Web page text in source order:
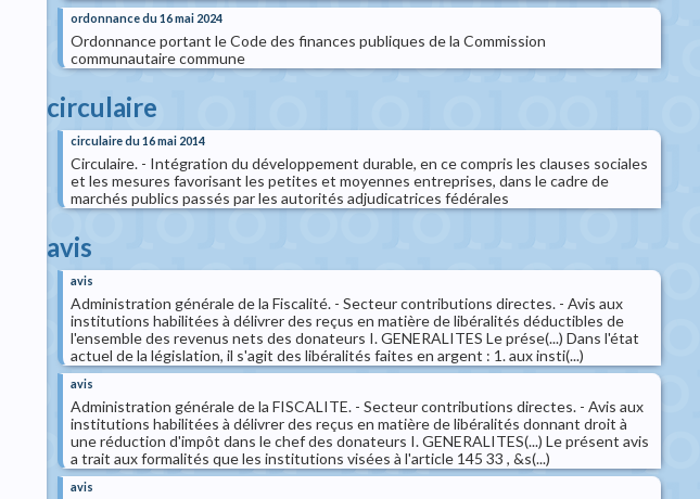
ordonnance du 16 mai 2024
Ordonnance portant le Code des finances publiques de la Commission
communautaire commune
circulaire
circulaire du 16 mai 2014
Circulaire. - Intégration du développement durable, en ce compris les clauses sociales
et les mesures favorisant les petites et moyennes entreprises, dans le cadre de
marchés publics passés par les autorités adjudicatrices fédérales
avis
avis
Administration générale de la Fiscalité. - Secteur contributions directes. - Avis aux
institutions habilitées à délivrer des reçus en matière de libéralités déductibles de
l'ensemble des revenus nets des donateurs I. GENERALITES Le prése(...) Dans l'état
actuel de la législation, il s'agit des libéralités faites en argent : 1. aux insti(...)
avis
Administration générale de la FISCALITE. - Secteur contributions directes. - Avis aux
institutions habilitées à délivrer des reçus en matière de libéralités donnant droit à
une réduction d'impôt dans le chef des donateurs I. GENERALITES(...) Le présent avis
a trait aux formalités que les institutions visées à l'article 145 33 , &s(...)
avis